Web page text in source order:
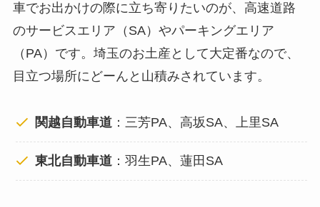
車でお出かけの際に立ち寄りたいのが、高速道路
のサービスエリア（SA）やパーキングエリア
（PA）です。埼玉のお土産として大定番なので、
目立つ場所にどーんと山積みされています。
関越自動車道 ：三芳PA、高坂SA、上里SA
東北自動車道 ：羽生PA、蓮田SA